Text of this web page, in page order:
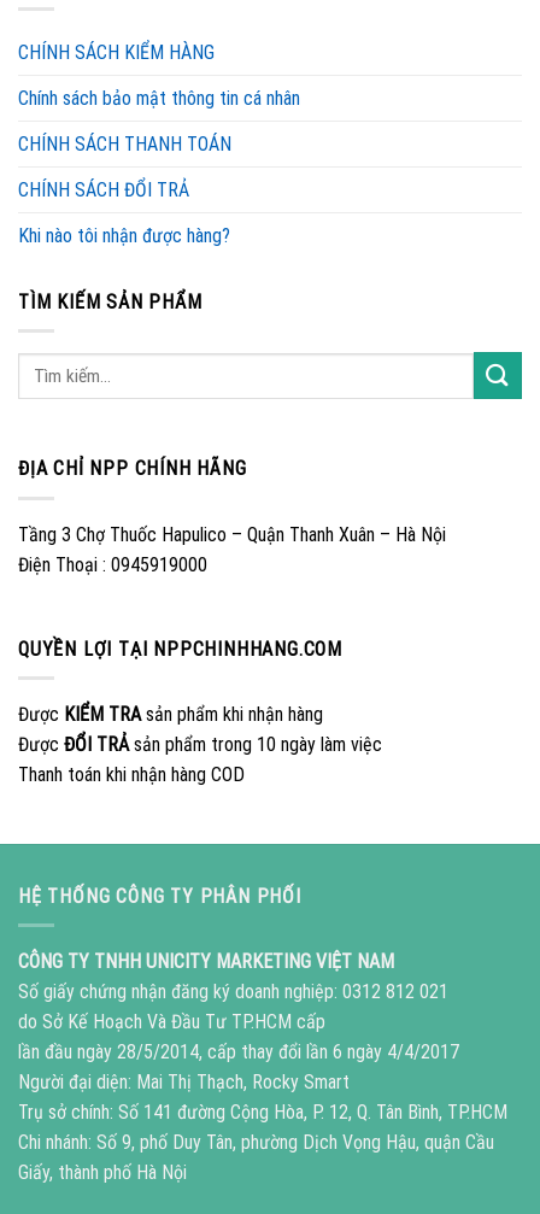
CHÍNH SÁCH KIỂM HÀNG
Chính sách bảo mật thông tin cá nhân
CHÍNH SÁCH THANH TOÁN
CHÍNH SÁCH ĐỔI TRẢ
Khi nào tôi nhận được hàng?
TÌM KIẾM SẢN PHẨM
ĐỊA CHỈ NPP CHÍNH HÃNG
Tầng 3 Chợ Thuốc Hapulico – Quận Thanh Xuân – Hà Nội
Điện Thoại : 0945919000
QUYỀN LỢI TẠI NPPCHINHHANG.COM
Được KIỂM TRAsản phẩm khi nhận hàng
Được ĐỔI TRẢsản phẩm trong 10 ngày làm việc
Thanh toán khi nhận hàng COD
HỆ THỐNG CÔNG TY PHÂN PHỐI
CÔNG TY TNHH UNICITY MARKETING VIỆT NAM
Số giấy chứng nhận đăng ký doanh nghiệp: 0312 812 021
do Sở Kế Hoạch Và Đầu Tư TP.HCM cấp
lần đầu ngày 28/5/2014, cấp thay đổi lần 6 ngày 4/4/2017
Người đại diện: Mai Thị Thạch, Rocky Smart
Trụ sở chính: Số 141 đường Cộng Hòa, P. 12, Q. Tân Bình, TP.HCM
Chi nhánh: Số 9, phố Duy Tân, phường Dịch Vọng Hậu, quận Cầu
Giấy, thành phố Hà Nội